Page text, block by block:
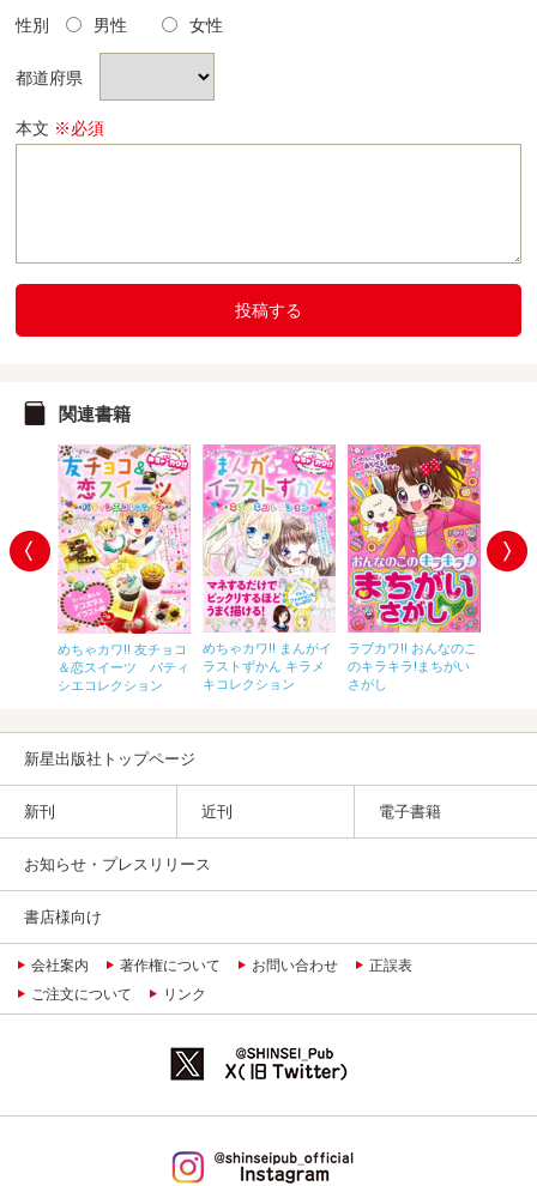
性別 男性 女性
都道府県
本文 ※必須
投稿する
関連書籍
めちゃカワ!! 友チョコ
＆恋スイーツ パティ
シエコレクション
めちゃカワ!! まんがイ
ラストずかん キラメ
キコレクション
ラブカワ!! おんなのこ
のキラキラ!まちがい
さがし
新星出版社トップページ
新刊 近刊 電子書籍
お知らせ・プレスリリース
書店様向け
会社案内 著作権について お問い合わせ
正誤表
ご注文について
リンク